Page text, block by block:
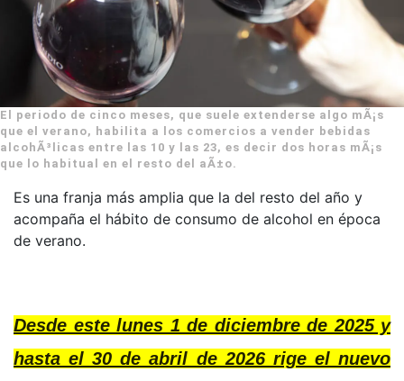
El periodo de cinco meses, que suele extenderse algo mÃ¡s
que el verano, habilita a los comercios a vender bebidas
alcohÃ³licas entre las 10 y las 23, es decir dos horas mÃ¡s
que lo habitual en el resto del aÃ±o.
Es una franja más amplia que la del resto del año y
acompaña el hábito de consumo de alcohol en época
de verano.
Desde este lunes 1 de diciembre de 2025 y
hasta el 30 de abril de 2026 rige el nuevo